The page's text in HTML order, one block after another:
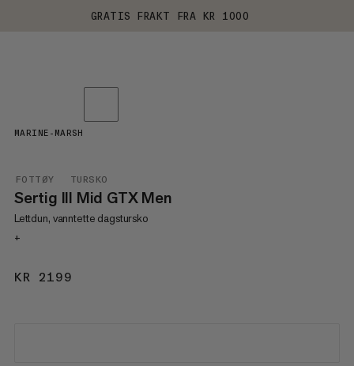
GRATIS FRAKT FRA KR 1000
FOTTØY TURSKO
Sertig III Mid GTX Men
Lettdun, vanntette dagstursko
+
KR 2199
MARINE-MARSH